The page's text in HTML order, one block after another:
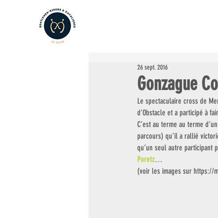
Gonzague
26 sept. 2016
Le spectaculaire cross de
d’Obstacle et a participé à
C’est au terme au terme
parcours) qu’il a rallié
qu’un seul autre participant
Poretz…
(voir les images sur https://